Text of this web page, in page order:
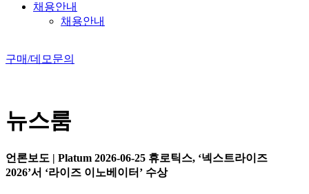
채용안내
채용안내
구매/데모문의
뉴스룸
언론보도 | Platum 2026-06-25 휴로틱스, ‘넥스트라이즈
2026’서 ‘라이즈 이노베이터’ 수상